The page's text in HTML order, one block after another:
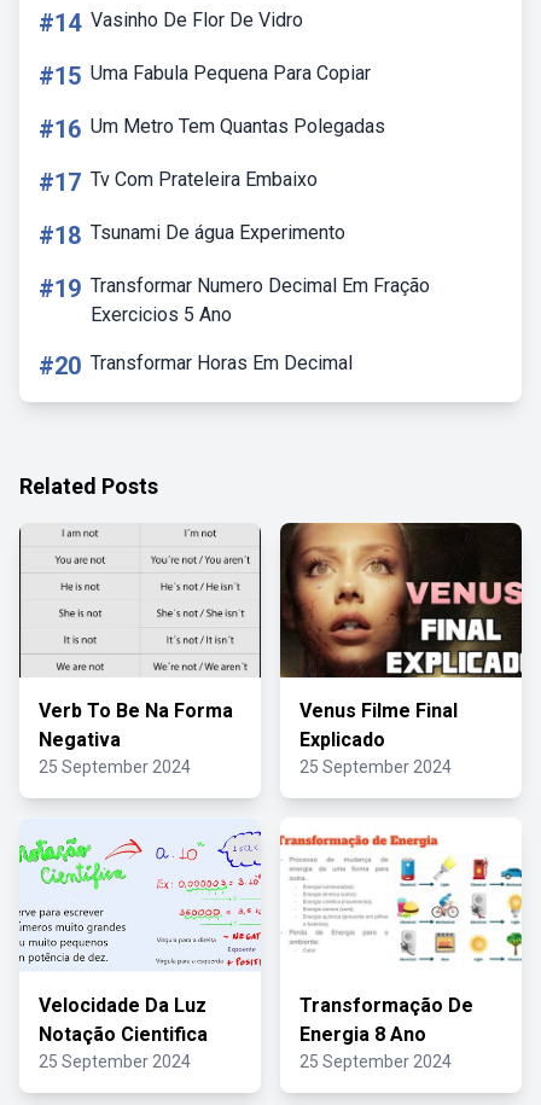
#14 Vasinho De Flor De Vidro
#15 Uma Fabula Pequena Para Copiar
#16 Um Metro Tem Quantas Polegadas
#17 Tv Com Prateleira Embaixo
#18 Tsunami De água Experimento
#19 Transformar Numero Decimal Em Fração
Exercicios 5 Ano
#20 Transformar Horas Em Decimal
Related Posts
Verb To Be Na Forma
Negativa
25 September 2024
Venus Filme Final
Explicado
25 September 2024
Velocidade Da Luz
Notação Cientifica
25 September 2024
Transformação De
Energia 8 Ano
25 September 2024